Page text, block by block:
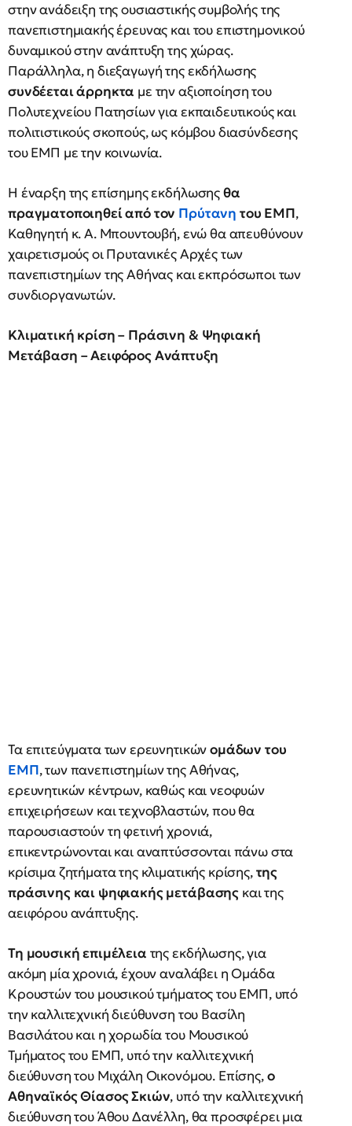
στην ανάδειξη της ουσιαστικής συμβολής της
πανεπιστημιακής έρευνας και του επιστημονικού
δυναμικού στην ανάπτυξη της χώρας.
Παράλληλα, η διεξαγωγή της εκδήλωσης
συνδέεται άρρηκτα με την αξιοποίηση του
Πολυτεχνείου Πατησίων για εκπαιδευτικούς και
πολιτιστικούς σκοπούς, ως κόμβου διασύνδεσης
του ΕΜΠ με την κοινωνία.
Η έναρξη της επίσημης εκδήλωσηςθα
πραγματοποιηθεί από τον Πρύτανη του ΕΜΠ,
Καθηγητή κ. Α. Μπουντουβή, ενώ θα απευθύνουν
χαιρετισμούς οι Πρυτανικές Αρχές των
πανεπιστημίων της Αθήνας και εκπρόσωποι των
συνδιοργανωτών.
Κλιματική κρίση – Πράσινη & Ψηφιακή
Μετάβαση – Αειφόρος Ανάπτυξη
Τα επιτεύγματα των ερευνητικώνομάδων του
ΕΜΠ, των πανεπιστημίων της Αθήνας,
ερευνητικών κέντρων, καθώς και νεοφυών
επιχειρήσεων και τεχνοβλαστών, που θα
παρουσιαστούν τη φετινή χρονιά,
επικεντρώνονται και αναπτύσσονται πάνω στα
κρίσιμα ζητήματα της κλιματικής κρίσης,της
πράσινης και ψηφιακής μετάβασης και της
αειφόρου ανάπτυξης.
Τη μουσική επιμέλεια της εκδήλωσης, για
ακόμη μία χρονιά, έχουν αναλάβει η Ομάδα
Κρουστών του μουσικού τμήματος του ΕΜΠ, υπό
την καλλιτεχνική διεύθυνση του Βασίλη
Βασιλάτου και η χορωδία του Μουσικού
Τμήματος του ΕΜΠ, υπό την καλλιτεχνική
διεύθυνση του Μιχάλη Οικονόμου. Επίσης,ο
Αθηναϊκός Θίασος Σκιών, υπό την καλλιτεχνική
διεύθυνση του Άθου Δανέλλη, θα προσφέρει μια